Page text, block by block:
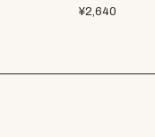
¥2,640